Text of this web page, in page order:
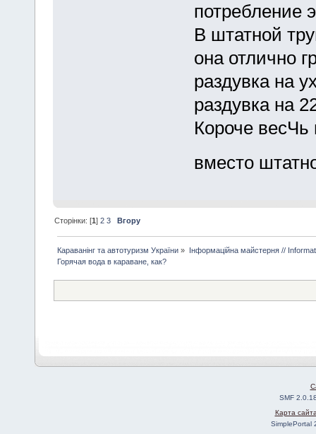
потребление
В штатной
она отлично
раздувка на
раздувка на
Короче весЧь
вместо
Сторінки: [1]2 3 Вгору
Караванінг та автотуризм України » Інформаційна майстерня //
Горячая вода в караване, как?
SMF
Карта
SimplePortal